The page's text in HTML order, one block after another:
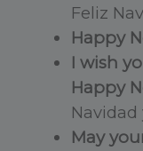
Feliz
Happy
I wish
Happy
May